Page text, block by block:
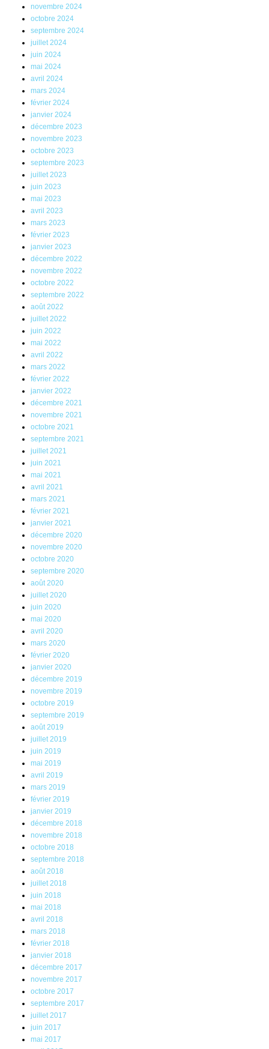
novembre 2024
octobre 2024
septembre 2024
juillet 2024
juin 2024
mai 2024
avril 2024
mars 2024
février 2024
janvier 2024
décembre 2023
novembre 2023
octobre 2023
septembre 2023
juillet 2023
juin 2023
mai 2023
avril 2023
mars 2023
février 2023
janvier 2023
décembre 2022
novembre 2022
octobre 2022
septembre 2022
août 2022
juillet 2022
juin 2022
mai 2022
avril 2022
mars 2022
février 2022
janvier 2022
décembre 2021
novembre 2021
octobre 2021
septembre 2021
juillet 2021
juin 2021
mai 2021
avril 2021
mars 2021
février 2021
janvier 2021
décembre 2020
novembre 2020
octobre 2020
septembre 2020
août 2020
juillet 2020
juin 2020
mai 2020
avril 2020
mars 2020
février 2020
janvier 2020
décembre 2019
novembre 2019
octobre 2019
septembre 2019
août 2019
juillet 2019
juin 2019
mai 2019
avril 2019
mars 2019
février 2019
janvier 2019
décembre 2018
novembre 2018
octobre 2018
septembre 2018
août 2018
juillet 2018
juin 2018
mai 2018
avril 2018
mars 2018
février 2018
janvier 2018
décembre 2017
novembre 2017
octobre 2017
septembre 2017
juillet 2017
juin 2017
mai 2017